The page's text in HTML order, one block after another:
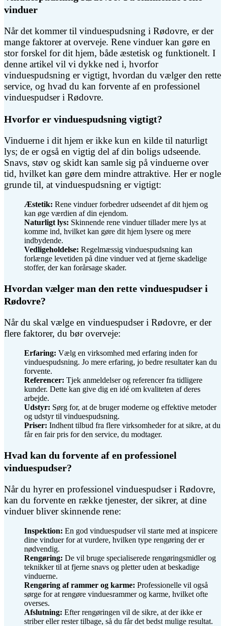
vinduer
Når det kommer til vinduespudsning i Rødovre, er der
mange faktorer at overveje. Rene vinduer kan gøre en
stor forskel for dit hjem, både æstetisk og funktionelt. I
denne artikel vil vi dykke ned i, hvorfor
vinduespudsning er vigtigt, hvordan du vælger den rette
service, og hvad du kan forvente af en professionel
vinduespudser i Rødovre.
Hvorfor er vinduespudsning vigtigt?
Vinduerne i dit hjem er ikke kun en kilde til naturligt
lys; de er også en vigtig del af din boligs udseende.
Snavs, støv og skidt kan samle sig på vinduerne over
tid, hvilket kan gøre dem mindre attraktive. Her er nogle
grunde til, at vinduespudsning er vigtigt:
Æstetik: Rene vinduer forbedrer udseendet af dit hjem og
kan øge værdien af din ejendom.
Naturligt lys: Skinnende rene vinduer tillader mere lys at
komme ind, hvilket kan gøre dit hjem lysere og mere
indbydende.
Vedligeholdelse: Regelmæssig vinduespudsning kan
forlænge levetiden på dine vinduer ved at fjerne skadelige
stoffer, der kan forårsage skader.
Hvordan vælger man den rette vinduespudser i
Rødovre?
Når du skal vælge en vinduespudser i Rødovre, er der
flere faktorer, du bør overveje:
Erfaring: Vælg en virksomhed med erfaring inden for
vinduespudsning. Jo mere erfaring, jo bedre resultater kan du
forvente.
Referencer: Tjek anmeldelser og referencer fra tidligere
kunder. Dette kan give dig en idé om kvaliteten af deres
arbejde.
Udstyr: Sørg for, at de bruger moderne og effektive metoder
og udstyr til vinduespudsning.
Priser: Indhent tilbud fra flere virksomheder for at sikre, at du
får en fair pris for den service, du modtager.
Hvad kan du forvente af en professionel
vinduespudser?
Når du hyrer en professionel vinduespudser i Rødovre,
kan du forvente en række tjenester, der sikrer, at dine
vinduer bliver skinnende rene:
Inspektion: En god vinduespudser vil starte med at inspicere
dine vinduer for at vurdere, hvilken type rengøring der er
nødvendig.
Rengøring: De vil bruge specialiserede rengøringsmidler og
teknikker til at fjerne snavs og pletter uden at beskadige
vinduerne.
Rengøring af rammer og karme: Professionelle vil også
sørge for at rengøre vinduesrammer og karme, hvilket ofte
overses.
Afslutning: Efter rengøringen vil de sikre, at der ikke er
striber eller rester tilbage, så du får det bedst mulige resultat.